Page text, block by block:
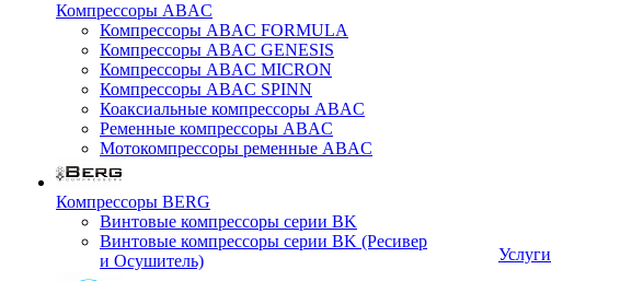
Компрессоры ABAC
Компрессоры ABAC FORMULA
Компрессоры ABAC GENESIS
Компрессоры ABAC MICRON
Компрессоры ABAC SPINN
Коаксиальные компрессоры ABAC
Ременные компрессоры ABAC
Мотокомпрессоры ременные ABAC
Компрессоры BERG
Винтовые компрессоры серии BK
Винтовые компрессоры серии BK (Ресивер
и Осушитель)
Услуги